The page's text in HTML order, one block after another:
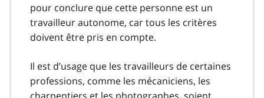
pour conclure que cette personne est un
travailleur autonome, car tous les critères
doivent être pris en compte.
Il est d’usage que les travailleurs de certaines
professions, comme les mécaniciens, les
charpentiers et les photographes, soient